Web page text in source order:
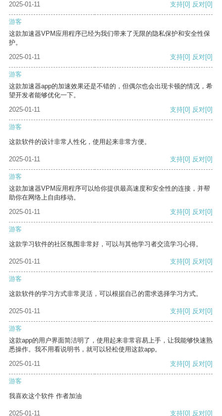
2025-01-11 支持[0] 反对[0]
游客
这款加速器VPM应用程序已经为我们带来了无限的隐私保护和安全性保
护。
2025-01-11
支持[0] 反对[0]
游客
这款加速器app的加速效果还是不错的，但偶尔也会出现卡顿的情况，希
望开发者能够优化一下。
2025-01-11
支持[0] 反对[0]
游客
这款软件的设计非常人性化，使用起来非常方便。
2025-01-11 支持[0] 反对[0]
游客
这款加速器VPM应用程序可以给你提供最高速度和安全性的连接，并帮
助你在网络上自由移动。
2025-01-11
支持[0] 反对[0]
游客
这款学习软件的社区氛围非常好，可以与其他学习者交流学习心得。
2025-01-11 支持[0] 反对[0]
游客
这款软件的学习方式非常灵活，可以根据自己的需求选择学习方式。
2025-01-11 支持[0] 反对[0]
游客
这款app的用户界面简洁明了，使用起来非常容易上手，让我能够快速熟
悉操作。我不用看说明书，就可以轻松使用这款app。
2025-01-11
支持[0] 反对[0]
游客
我喜欢这个软件 作者加油
2025-01-11 支持[0] 反对[0]